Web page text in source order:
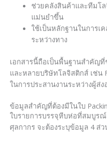
ช่วยคลังสินค้าและทีมโ
แม่นยำขึ้น
ใช้เป็นหลักฐานในการ
ระหว่างทาง
เอกสารนี้ถือเป็นพื้นฐานสำคัญ
และหลายบริษัทโลจิสติกส์ เช่น
ในการประสานงานระหว่างผู้ส่ง
ข้อมูลสำคัญที่ต้องมีในใบ
ใบรายการบรรจุหีบห่อที่สมบูร
ศุลกากร จะต้องระบุข้อมูล 4 ส่